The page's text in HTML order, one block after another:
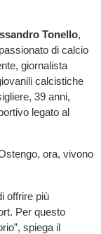
Tonello,
di calcio
giornalista
calcistiche
39 anni,
legato al
ora, vivono
offrire più
Per questo
spiega il